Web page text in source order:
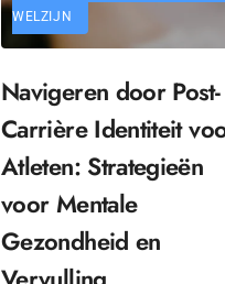
WELZIJN
Navigeren door Post-
Carrière Identiteit
Atleten: Strategieën
voor Mentale
Gezondheid en